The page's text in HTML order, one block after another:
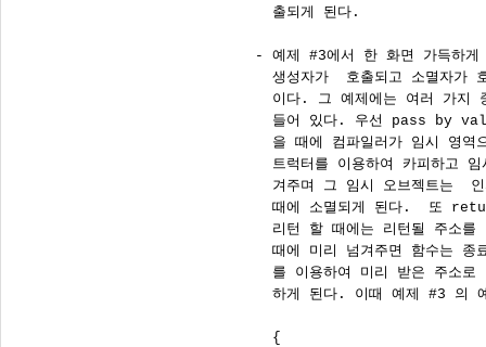
      출되게 된다.
- 예제 #3에서 한 화면 가득하게
생성자가  호출되고 소멸자가
이다. 그 예제에는 여러 가지
들어 있다. 우선 pass by
을 때에 컴파일러가 임시 영역
트럭터를 이용하여 카피하고
겨주며 그 임시 오브젝트는
때에 소멸되게 된다.  또
리턴 할 때에는 리턴될 주소를
때에 미리 넘겨주면 함수는 종
를 이용하여 미리 받은 주소로
하게 된다. 이때 예제 #3 의
      {